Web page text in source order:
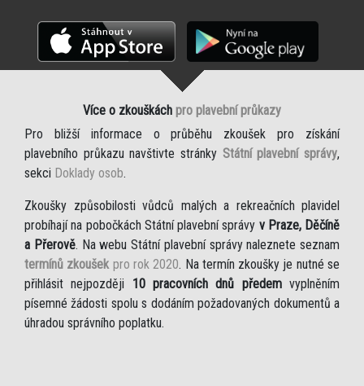
Více o zkouškách pro plavební průkazy
Pro bližší informace o průběhu zkoušek pro získání
plavebního průkazu navštivte stránky Státní plavební správy,
sekci Doklady osob.
Zkoušky způsobilosti vůdců malých a rekreačních plavidel
probíhají na pobočkách Státní plavební správy v Praze, Děčíně
a Přerově. Na webu Státní plavební správy naleznete seznam
termínů zkoušek pro rok 2020. Na termín zkoušky je nutné se
přihlásit nejpozději 10 pracovních dnů předemvyplněním
písemné žádosti spolu s dodáním požadovaných dokumentů a
úhradou správního poplatku.